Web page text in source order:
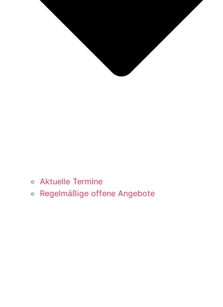
Aktuelle Termine
Regelmäßige offene Angebote